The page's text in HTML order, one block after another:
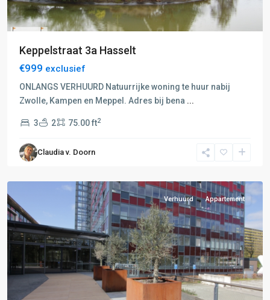
Keppelstraat 3a Hasselt
€999 exclusief
ONLANGS VERHUURD Natuurrijke woning te huur nabij
Zwolle, Kampen en Meppel. Adres bij bena ...
3 2 75.00 ft2
Claudia v. Doorn
Verhuurd Appartement